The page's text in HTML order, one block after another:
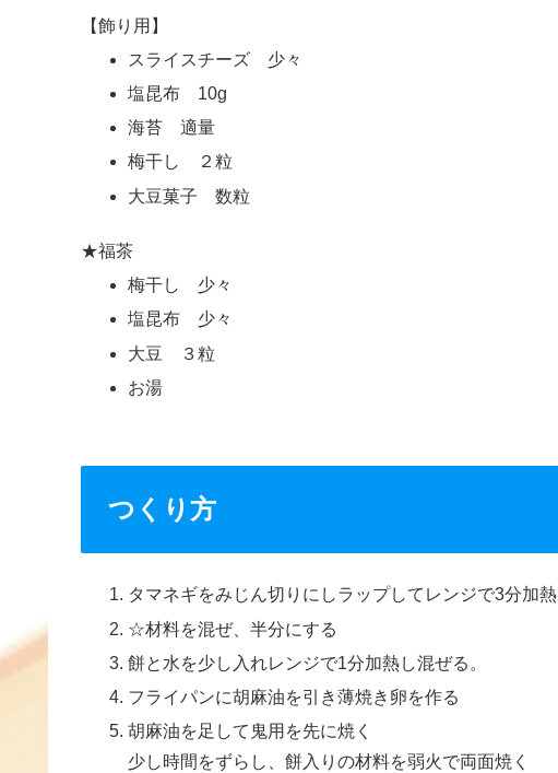
【飾り用】
スライスチーズ 少々
塩昆布 10g
海苔 適量
梅干し ２粒
大豆菓子 数粒
★福茶
梅干し 少々
塩昆布 少々
大豆 ３粒
お湯
つくり方
タマネギをみじん切りにしラップしてレンジで3分加熱
☆材料を混ぜ、半分にする
餅と水を少し入れレンジで1分加熱し混ぜる。
フライパンに胡麻油を引き薄焼き卵を作る
胡麻油を足して鬼用を先に焼く
少し時間をずらし、餅入りの材料を弱火で両面焼く